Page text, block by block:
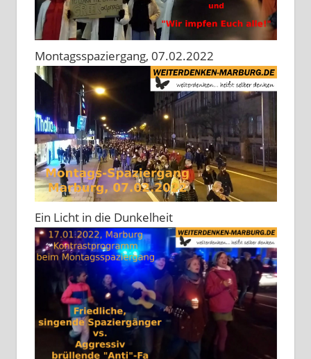
Montagsspaziergang, 07.02.2022
Ein Licht in die Dunkelheit